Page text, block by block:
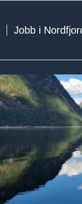
Jobb i